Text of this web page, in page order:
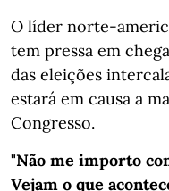
O líder norte-
tem pressa em
das eleições
estará em causa a
Congresso.
"Não me importo
Vejam o que